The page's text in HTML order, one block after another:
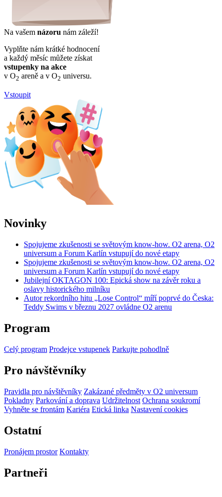
Na vašem názoru nám záleží!
Vyplňte nám krátké hodnocení
a každý měsíc můžete získat
vstupenky na akce
v O2 areně a v O2 universu.
Vstoupit
Novinky
Spojujeme zkušenosti se světovým know-how. O2 arena, O2
universum a Forum Karlín vstupují do nové etapy
Spojujeme zkušenosti se světovým know-how. O2 arena, O2
universum a Forum Karlín vstupují do nové etapy
Jubilejní OKTAGON 100: Epická show na závěr roku a
oslavy historického milníku
Autor rekordního hitu „Lose Control“ míří poprvé do Česka:
Teddy Swims v březnu 2027 ovládne O2 arenu
Program
Celý program Prodejce vstupenek Parkujte pohodlně
Pro návštěvníky
Pravidla pro návštěvníky Zakázané předměty v O2 universum
Pokladny Parkování a doprava Udržitelnost Ochrana soukromí
Vyhněte se frontám Kariéra Etická linka Nastavení cookies
Ostatní
Pronájem prostor Kontakty
Partneři